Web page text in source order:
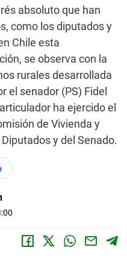
absoluto que han
como los diputados y
Chile esta
se observa con la
rurales desarrollada
el senador (PS) Fidel
ha ejercido el
de Vivienda y
y del Senado.